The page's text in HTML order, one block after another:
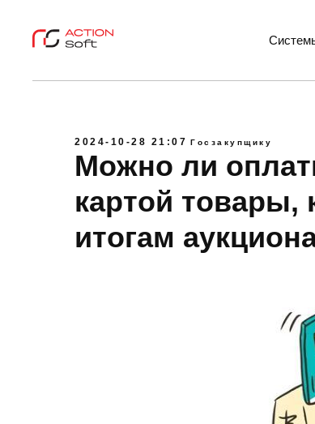
2024-10-28 21:07 Госзакупщику
Можно ли
картой товары,
итогам